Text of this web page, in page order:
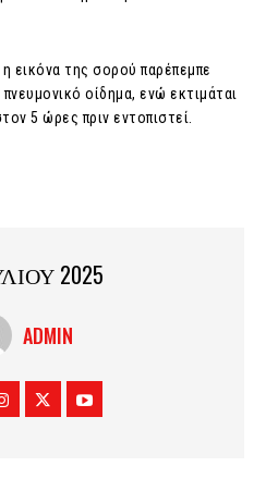
εικόνα της σορού παρέπεμπε
οίδημα, ενώ εκτιμάται
5 ώρες πριν εντοπιστεί.
2025
ADMIN